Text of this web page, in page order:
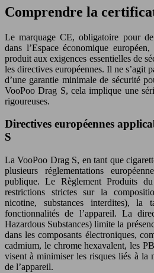
Comprendre la
Le marquage CE, obligatoire pour
dans l’Espace économique
produit aux exigences essentielles de
les directives européennes. Il ne s’agit
d’une garantie minimale de sécurité
VooPoo Drag S, cela implique une
rigoureuses.
Directives européennes
S
La VooPoo Drag S, en tant que
plusieurs réglementations
publique. Le Règlement Produits
restrictions strictes sur la
nicotine, substances interdites), la
fonctionnalités de l’appareil. La
Hazardous Substances) limite la
dans les composants électroniques,
cadmium, le chrome hexavalent, les
visent à minimiser les risques liés à la
de l’appareil.